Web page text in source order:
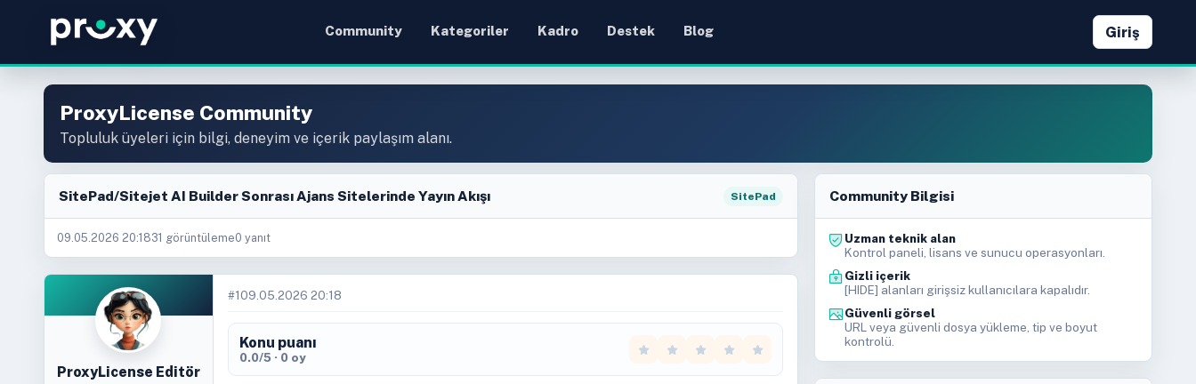
Community Kategoriler Kadro Destek Blog Giriş
ProxyLicense Community
Topluluk üyeleri için bilgi, deneyim ve içerik paylaşım alanı.
SitePad/Sitejet AI Builder Sonrası Ajans Sitelerinde Yayın Akışı SitePad
09.05.2026 20:1831 görüntüleme0 yanıt
ProxyLicense Editör
#1 09.05.2026 20:18
Konu puanı
0.0/5 · 0 oy
Community Bilgisi
Uzman teknik alan
Kontrol paneli, lisans ve sunucu operasyonları.
Gizli içerik
[HIDE] alanları girişsiz kullanıcılara kapalıdır.
Güvenli görsel
URL veya güvenli dosya yükleme, tip ve boyut
kontrolü.